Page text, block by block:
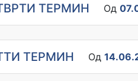
ТЕРМИН Од
ТЕРМИН Од